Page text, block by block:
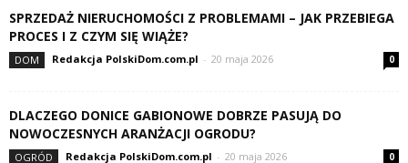
SPRZEDAŻ NIERUCHOMOŚCI Z PROBLEMAMI – JAK PRZEBIEGA
PROCES I Z CZYM SIĘ WIĄŻE?
DOM Redakcja PolskiDom.com.pl - 20 maja 2026 0
DLACZEGO DONICE GABIONOWE DOBRZE PASUJĄ DO
NOWOCZESNYCH ARANŻACJI OGRODU?
OGRÓD Redakcja PolskiDom.com.pl - 20 maja 2026 0